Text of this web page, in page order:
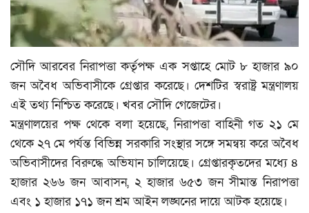
মুক্তমত
প্রবাস
সংবাদ বিজ্ঞপ্তি
সাহিত্য
প্রযুক্তি
জাষ্ট হেল্প চ্যারিটি
সৌদি আরবের নিরাপত্তা কর্তৃপক্ষ এক সপ্তাহে মোট ৮ হাজার ৯০
জন অবৈধ অভিবাসীকে গ্রেপ্তার করেছে। দেশটির স্বরাষ্ট্র মন্ত্রণালয়
এই তথ্য নিশ্চিত করেছে। খবর সৌদি গেজেটের।
মন্ত্রণালয়ের পক্ষ থেকে বলা হয়েছে, নিরাপত্তা বাহিনী গত ২১ মে
থেকে ২৭ মে পর্যন্ত বিভিন্ন সরকারি সংস্থার সঙ্গে সমন্বয় করে অবৈধ
অভিবাসীদের বিরুদ্ধে অভিযান চালিয়েছে। গ্রেপ্তারকৃতদের মধ্যে ৪
হাজার ২৬৬ জন আবাসন, ২ হাজার ৬৫৩ জন সীমান্ত নিরাপত্তা
এবং ১ হাজার ১৭১ জন শ্রম আইন লঙ্ঘনের দায়ে আটক হয়েছে।